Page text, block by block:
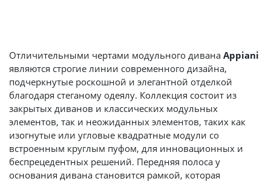
Отличительными чертами модульного дивана Appiani
являются строгие линии современного дизайна,
подчеркнутые роскошной и элегантной отделкой
благодаря стеганому одеялу. Коллекция состоит из
закрытых диванов и классических модульных
элементов, так и неожиданных элементов, таких как
изогнутые или угловые квадратные модули со
встроенным круглым пуфом, для инновационных и
беспрецедентных решений. Передняя полоса у
основания дивана становится рамкой, которая